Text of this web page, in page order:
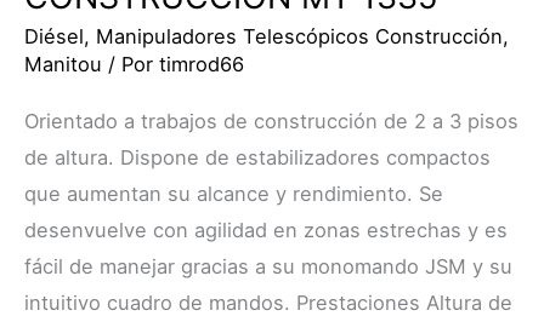
Diésel, Manipuladores Telescópicos Construcción,
Manitou / Por timrod66
Orientado a trabajos de construcción de 2 a 3 pisos
de altura. Dispone de estabilizadores compactos
que aumentan su alcance y rendimiento. Se
desenvuelve con agilidad en zonas estrechas y es
fácil de manejar gracias a su monomando JSM y su
intuitivo cuadro de mandos. Prestaciones Altura de